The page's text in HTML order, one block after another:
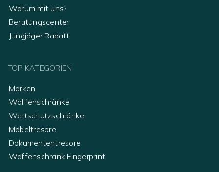
Warum mit uns?
Beratungscenter
Jungjäger Rabatt
TOP KATEGORIEN
Marken
Waffenschränke
Wertschutzschränke
Möbeltresore
Dokumententresore
Waffenschrank Fingerprint